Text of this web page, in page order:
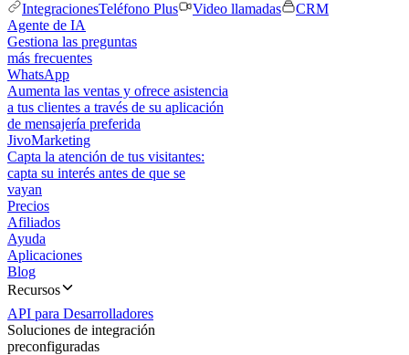
IntegracionesTeléfono Plus Video llamadas
CRM
Agente de IA
Gestiona las preguntas
más frecuentes
WhatsApp
Aumenta las ventas y ofrece asistencia
a tus clientes a través de su aplicación
de mensajería preferida
JivoMarketing
Capta la atención de tus visitantes:
capta su interés antes de que se
vayan
Precios
Afiliados
Ayuda
Aplicaciones
Blog
Recursos
API para Desarrolladores
Soluciones de integración
preconfiguradas